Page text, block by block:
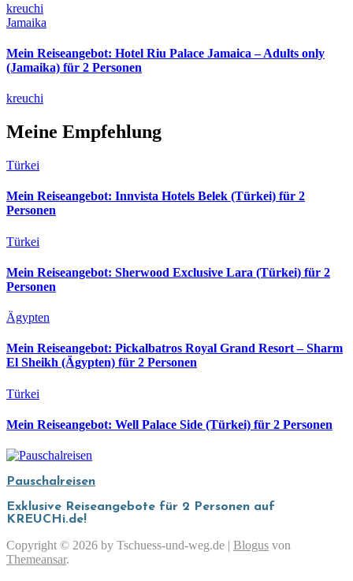
kreuchi
Jamaika
Mein Reiseangebot: Hotel Riu Palace Jamaica – Adults only
(Jamaika) für 2 Personen
kreuchi
Meine Empfehlung
Türkei
Mein Reiseangebot: Innvista Hotels Belek (Türkei) für 2
Personen
Türkei
Mein Reiseangebot: Sherwood Exclusive Lara (Türkei) für 2
Personen
Ägypten
Mein Reiseangebot: Pickalbatros Royal Grand Resort – Sharm
El Sheikh (Ägypten) für 2 Personen
Türkei
Mein Reiseangebot: Well Palace Side (Türkei) für 2 Personen
Pauschalreisen
Exklusive Reiseangebote für 2 Personen auf
KREUCHi.de!
Copyright © 2026 by Tschuess-und-weg.de | Blogus von
Themeansar.